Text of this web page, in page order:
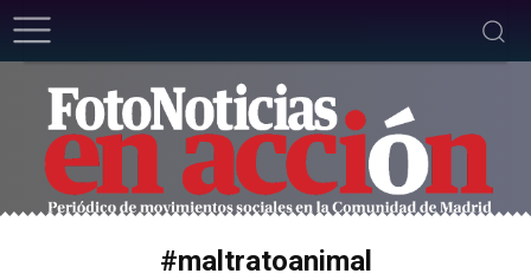
#maltratoanimal